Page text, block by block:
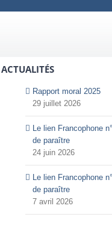
ACTUALITÉS
Rapport moral 2025
29 juillet 2026
Le lien Francophone
de paraître
24 juin 2026
Le lien Francophone
de paraître
7 avril 2026